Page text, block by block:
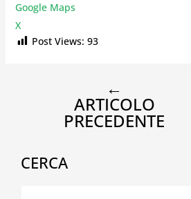
Google Maps
X
Post Views: 93
←
ARTICOLO
PRECEDENTE
CERCA